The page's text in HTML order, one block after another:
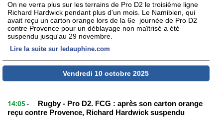
On ne verra plus sur les terrains de Pro D2 le troisième ligne
Richard Hardwick pendant plus d'un mois. Le Namibien, qui
avait reçu un carton orange lors de la 6e journée de Pro D2
contre Provence pour un déblayage non maîtrisé a été
suspendu jusqu'au 29 novembre.
Lire la suite sur ledauphine.com
Vendredi 10 octobre 2025
14:05 -
Rugby - Pro D2. FCG : après son carton orange
reçu contre Provence, Richard Hardwick suspendu